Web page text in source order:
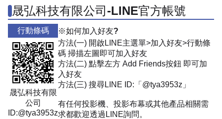
晟弘科技有限公司-LINE官方帳號
行動條碼
晟弘科技有限
公司
ID:@tya3953z
※如何加入好友?
方法(一) 開啟LINE主選單>加入好友>行動條
碼 掃描左圖即可加入好友
方法(二) 點擊左方 Add Friends按鈕 即可加
入好友
方法(三) 搜尋LINE ID:「@tya3953z」
有任何投影機、投影布幕或其他產品相關需
求都歡迎透過LINE詢問。